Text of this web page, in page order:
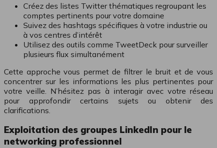
Créez des listes Twitter thématiques regroupant les
comptes pertinents pour votre domaine
Suivez des hashtags spécifiques à votre industrie ou
à vos centres d’intérêt
Utilisez des outils comme TweetDeck pour surveiller
plusieurs flux simultanément
Cette approche vous permet de filtrer le bruit et de vous
concentrer sur les informations les plus pertinentes pour
votre veille. N’hésitez pas à interagir avec votre réseau
pour approfondir certains sujets ou obtenir des
clarifications.
Exploitation des groupes LinkedIn pour le
networking professionnel